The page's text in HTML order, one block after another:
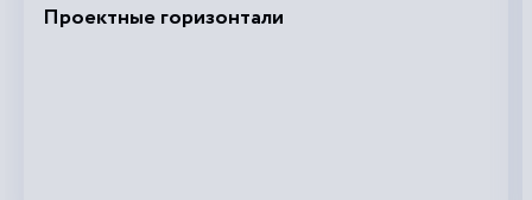
Проектные горизонтали